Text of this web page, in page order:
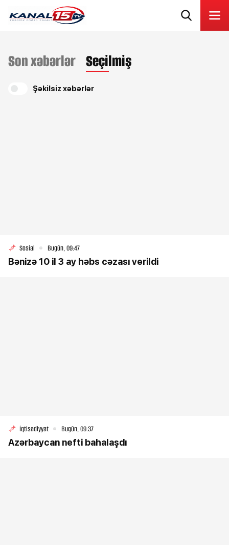
Son xəbərlər Seçilmiş
Şəkilsiz xəbərlər
Sosial Bugün, 09:47
Bənizə 10 il 3 ay həbs cəzası verildi
İqtisadiyyat Bugün, 09:37
Azərbaycan nefti bahalaşdı